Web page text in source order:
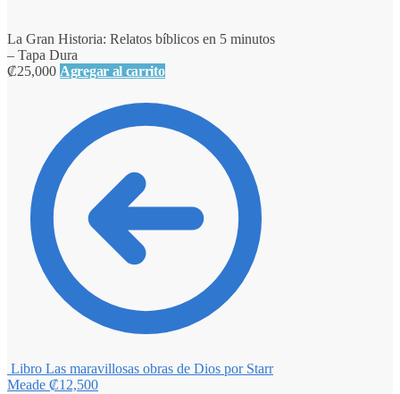
La Gran Historia: Relatos bíblicos en 5 minutos
– Tapa Dura
₡25,000 Agregar al carrito
Libro Las maravillosas obras de Dios por Starr
Meade ₡12,500